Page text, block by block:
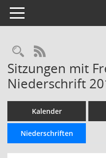
Toggle navigation
RSS-Feed
Sitzungen mit
Niederschrift
Kalender
Niederschriften